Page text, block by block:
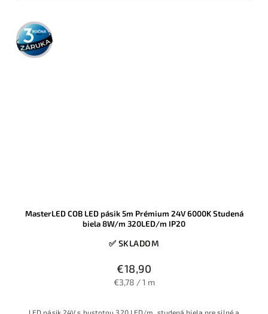
3 roky
záruka
MasterLED COB LED pásik 5m Prémium 24V 6000K Studená
biela 8W/m 320LED/m IP20
✅ SKLADOM
€18,90
€3,78 / 1 m
LED pásik 24V s hustotou 320 LED/m, studená biela pre silné a